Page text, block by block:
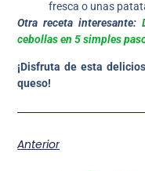
fresca o unas
Otra receta interesante:
cebollas en 5 simples
¡Disfruta de esta
queso!
Anterior